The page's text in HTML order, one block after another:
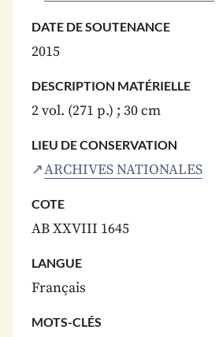
DATE DE SOUTENANCE
2015
DESCRIPTION MATÉRIELLE
2 vol. (271 p.) ; 30 cm
LIEU DE CONSERVATION
ARCHIVES NATIONALES
COTE
AB XXVIII 1645
LANGUE
Français
MOTS-CLÉS